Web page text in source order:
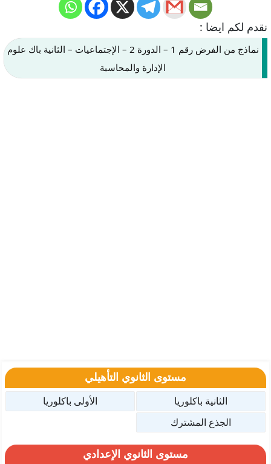
نقدم لكم ايضا :
نماذج من الفرض رقم 1 – الدورة 2 – الإجتماعيات – الثانية باك علوم
الإدارة والمحاسبة
مستوى الثانوي التأهيلي
الثانية باكلوريا
الأولى باكلوريا
الجذع المشترك
مستوى الثانوي الإعدادي